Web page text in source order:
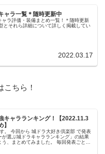
ャラ一覧＊随時更新中
ャラ評価・装備まとめ一覧！＊随時更新
とそれら詳細について詳しく掲載してい
2022.03.17
こちら！
キャラランキング！【2022.11.3
。 今回から 城ドラ大好き倶楽部 で発表
が選ぶ城ドラキャラランキング」の結果
、まとめてみました。 毎回発表ごとに